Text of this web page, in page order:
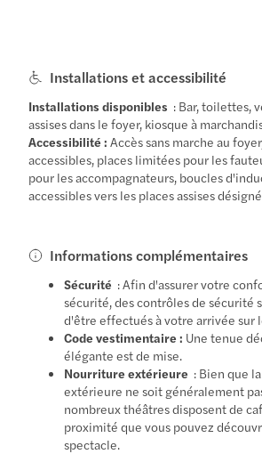
Installations et accessibilité
Installations disponibles : Bar, toilettes,
assises dans le foyer, kiosque à
Accessibilité : Accès sans marche au
accessibles, places limitées pour les
pour les accompagnateurs, boucles
accessibles vers les places assises
Informations complémentaires
Sécurité : Afin d'assurer votre
sécurité, des contrôles de sécurité
d'être effectués à votre arrivée sur
Code vestimentaire : Une tenue
élégante est de mise.
Nourriture extérieure : Bien que
extérieure ne soit généralement
nombreux théâtres disposent de
proximité que vous pouvez
spectacle.